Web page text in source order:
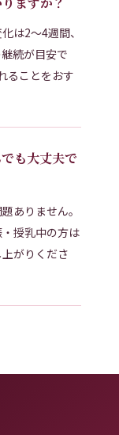
は2〜4週間、
続が目安で
ることをおす
も大丈夫で
ありません。
授乳中の方は
がりくださ